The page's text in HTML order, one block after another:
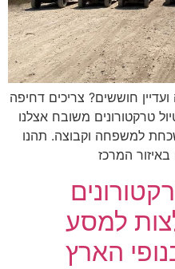
חוששים? צריכים דחיפה
טרקטורונים משובח אצלנו
למשפחה וקבוצה. תהנו
באיזור המרכז
10 המלצות למסע
הארץ